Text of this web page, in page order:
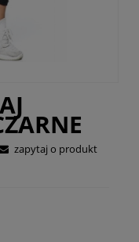
zapytaj o produkt